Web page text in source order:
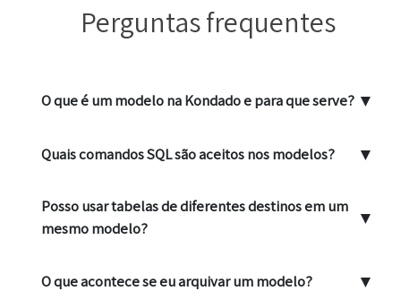
Perguntas frequentes
O que é um modelo na Kondado e para que serve? ▼
Quais comandos SQL são aceitos nos modelos? ▼
Posso usar tabelas de diferentes destinos em um
mesmo modelo?
▼
O que acontece se eu arquivar um modelo? ▼